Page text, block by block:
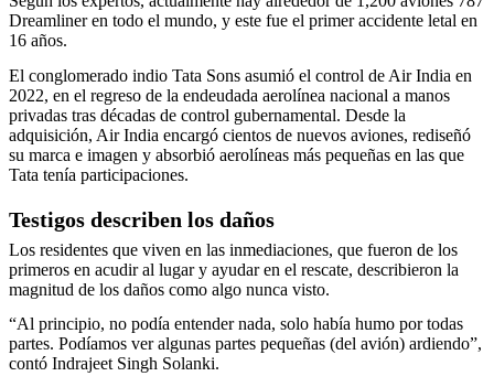
Dreamliner en todo el mundo, y este fue el primer accidente letal en
16 años.
El conglomerado indio Tata Sons asumió el control de Air India en
2022, en el regreso de la endeudada aerolínea nacional a manos
privadas tras décadas de control gubernamental. Desde la
adquisición, Air India encargó cientos de nuevos aviones, rediseñó
su marca e imagen y absorbió aerolíneas más pequeñas en las que
Tata tenía participaciones.
Testigos describen los daños
Los residentes que viven en las inmediaciones, que fueron de los
primeros en acudir al lugar y ayudar en el rescate, describieron la
magnitud de los daños como algo nunca visto.
“Al principio, no podía entender nada, solo había humo por todas
partes. Podíamos ver algunas partes pequeñas (del avión) ardiendo”,
contó Indrajeet Singh Solanki.